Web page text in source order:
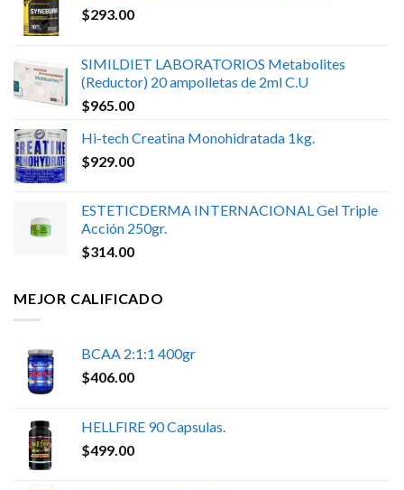
$293.00
SIMILDIET LABORATORIOS Metabolites
(Reductor) 20 ampolletas de 2ml C.U
$965.00
Hi-tech Creatina Monohidratada 1kg.
$929.00
ESTETICDERMA INTERNACIONAL Gel Triple
Acción 250gr.
$314.00
MEJOR CALIFICADO
BCAA 2:1:1 400gr
$406.00
HELLFIRE 90 Capsulas.
$499.00